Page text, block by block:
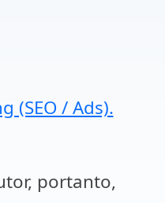
(SEO / Ads).
portanto,